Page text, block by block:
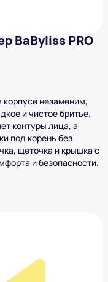
BaByliss PRO
незаменим,
и чистое бритье.
контуры лица, а
под корень без
щеточка и крышка с
и безопасности.